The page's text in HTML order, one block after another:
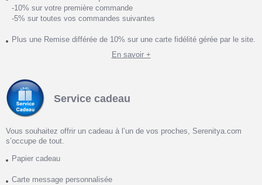
-10% sur votre première commande
-5% sur toutes vos commandes suivantes
Plus une Remise différée de 10% sur une carte fidélité gérée par le site.
En savoir +
Service cadeau
Vous souhaitez offrir un cadeau à l’un de vos proches, Serenitya.com
s’occupe de tout.
Papier cadeau
Carte message personnalisée